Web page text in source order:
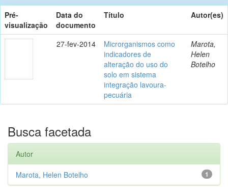
Pré-
visualização
Data do
documento
Título Autor(es)
27-fev-2014
Microrganismos como
indicadores de
alteração do uso do
solo em sistema
integração lavoura-
pecuária
Marota,
Helen
Botelho
Busca facetada
Autor
1
Marota, Helen Botelho